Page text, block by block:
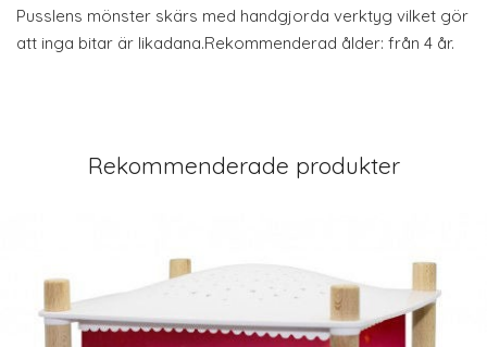
Pusslens mönster skärs med handgjorda verktyg vilket gör
att inga bitar är likadana.Rekommenderad ålder: från 4 år.
Rekommenderade produkter